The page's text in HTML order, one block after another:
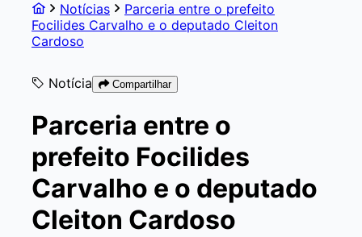
Notícias
Parceria entre o prefeito
Focilides Carvalho e o deputado Cleiton
Cardoso
Notícia Compartilhar
Parceria entre o
prefeito Focilides
Carvalho e o deputado
Cleiton Cardoso